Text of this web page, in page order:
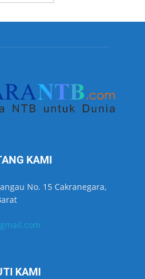
KAMI
No. 15 Cakranegara,
KAMI